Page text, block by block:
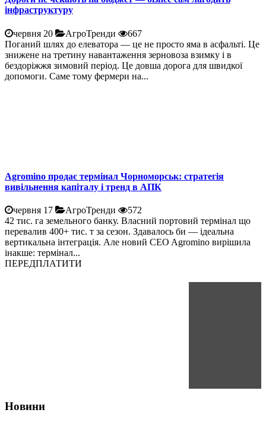
інфраструктуру
червня 20 АгроТренди
667
Поганий шлях до елеватора — це не просто яма в асфальті. Це
знижене на третину навантаження зерновоза взимку і в
бездоріжжя зимовий період. Це довша дорога для швидкої
допомоги. Саме тому фермери на...
Agromino продає термінал Чорноморськ: стратегія
вивільнення капіталу і тренд в АПК
червня 17 АгроТренди
572
42 тис. га земельного банку. Власний портовий термінал що
перевалив 400+ тис. т за сезон. Здавалось би — ідеальна
вертикальна інтеграція. Але новий CEO Agromino вирішила
інакше: термінал...
ПЕРЕДПЛАТИТИ
Новини